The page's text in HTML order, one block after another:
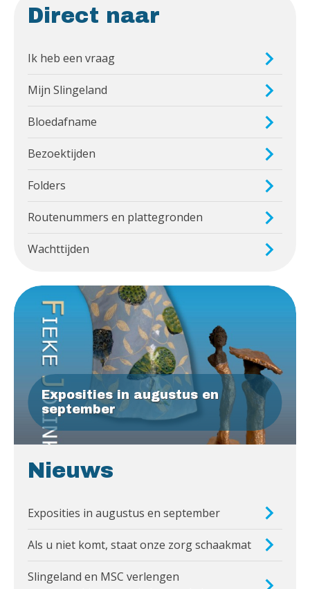
Direct naar
Ik heb een vraag
Mijn Slingeland
Bloedafname
Bezoektijden
Folders
Routenummers en plattegronden
Wachttijden
Exposities in augustus en
september
Nieuws
Exposities in augustus en september
Als u niet komt, staat onze zorg schaakmat
Slingeland en MSC verlengen